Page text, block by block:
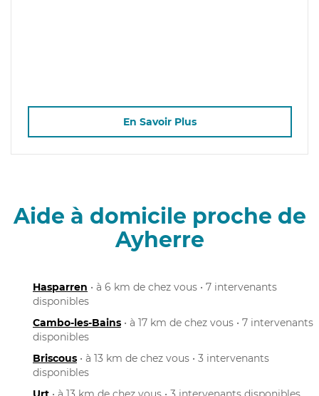
En Savoir Plus
Aide à domicile proche de
Ayherre
Hasparren • à 6 km de chez vous • 7 intervenants
disponibles
Cambo-les-Bains • à 17 km de chez vous • 7 intervenants
disponibles
Briscous • à 13 km de chez vous • 3 intervenants
disponibles